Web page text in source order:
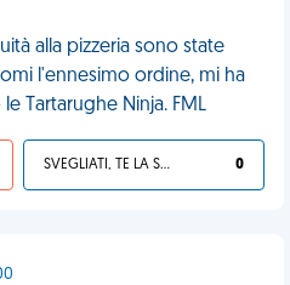
alla pizzeria sono state
l'ennesimo ordine, mi ha
Tartarughe Ninja. FML
SVEGLIATI, TE LA SEI CERCATA! 0